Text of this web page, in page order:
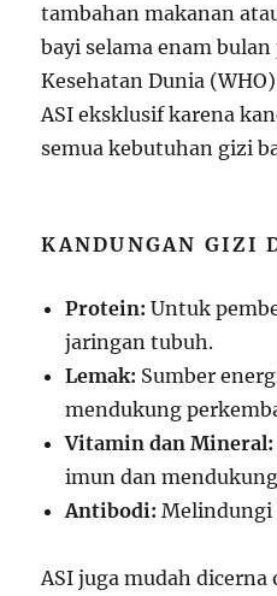
tambahan makanan
bayi selama enam
Kesehatan Dunia
ASI eksklusif karena
semua kebutuhan gizi
KANDUNGAN GIZI
Protein: Untuk
jaringan tubuh.
Lemak: Sumber
mendukung
Vitamin dan Mineral:
imun dan
Antibodi: Melindungi
ASI juga mudah dicerna